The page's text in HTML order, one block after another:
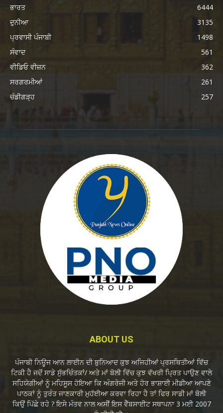
ਭਾਰਤ
6444
ਦੁਨੀਆ
3135
ਪ੍ਰਵਾਸੀ ਪੰਜਾਬੀ
1498
ਸੰਵਾਦ
561
ਵੀਡਿਓ ਵੀਜ਼ਨ
362
ਸਰਗਰਮੀਆਂ
261
ਚੰਡੀਗੜ੍ਹ
257
ABOUT US
ਪੰਜਾਬੀ ਨਿਊਜ ਆਨ ਲਾਈਨ ਦੀ ਬੁਨਿਆਦ ਕੁਝ ਅਜਿਹੀਆਂ ਪ੍ਰਸਥਿਤੀਆਂ ਵਿੱਚ
ਟਿਕੀ ਹੈ ਜਦੋਂ ਸਾਡੇ ਸੁੱਭਚਿੰਤਕਾਂ/ ਅਤੇ ਮਾਂ ਬੋਲੀ ਵਿੱਚ ਕੁਝ ਵੱਖਰੀ ਪ੍ਰਿਤ ਪਾਉਣ ਵਾਲੇ
ਸਹਿਯੋਗੀਆਂ ਨੂੰ ਮਹਿਸੂਸ ਹੋਇਆ ਕਿ ਅੰਗਰੇਜੀ ਅਤੇ ਹੋਰ ਭਾਸ਼ਾਈ ਮੀਡੀਆ ਆਪਣੇ
ਪਾਠਕਾਂ ਨੂੰ ਤੁਰੰਤ ਜਾਣਕਾਰੀ ਮੁਹੱਈਆ ਕਰਵਾ ਰਿਹਾ ਹੈ ਤਾਂ ਫਿਰ ਸਾਡੀ ਮਾਂ ਬੋਲੀ
ਕਿਉਂ ਪਿੱਛੇ ਰਹੇ ? ਇਸੇ ਮੰਤਵ ਨਾਲ ਅਸੀਂ ਇਸ ਵੈੱਬਸਾਈਟ ਸਥਾਪਨਾ 3 ਮਈ 2007